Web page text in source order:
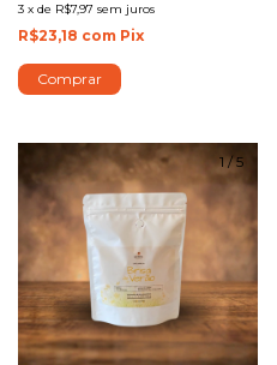
3 x de R$7,97 sem juros
R$23,18 com Pix
Comprar
1/5